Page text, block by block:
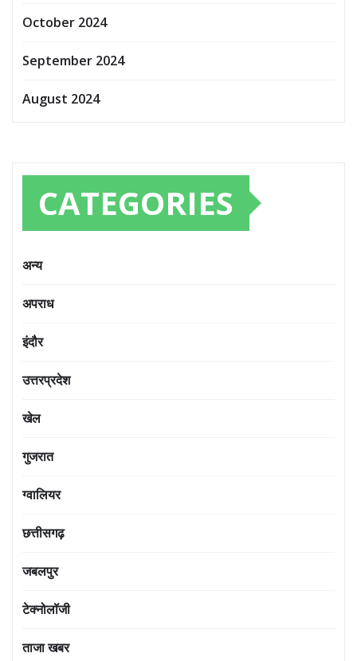
October 2024
September 2024
August 2024
CATEGORIES
अन्य
अपराध
इंदौर
उत्तरप्रदेश
खेल
गुजरात
ग्वालियर
छत्तीसगढ़
जबलपुर
टेक्नोलॉजी
ताजा खबर